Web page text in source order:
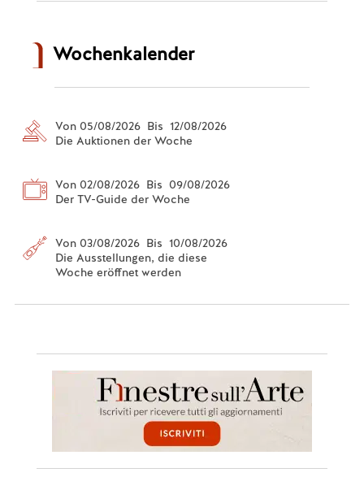
Wochenkalender
Von 05/08/2026 Bis 12/08/2026
Die Auktionen der Woche
Von 02/08/2026 Bis 09/08/2026
Der TV-Guide der Woche
Von 03/08/2026 Bis 10/08/2026
Die Ausstellungen, die diese
Woche eröffnet werden